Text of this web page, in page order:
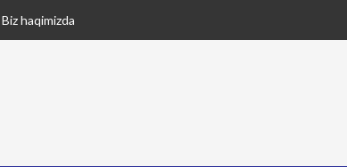
Biz haqimizda